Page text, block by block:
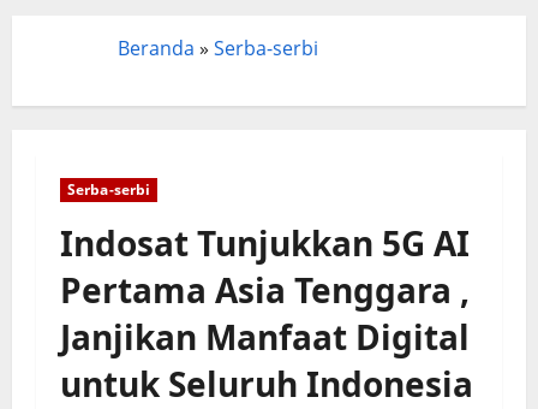
Beranda »Serba-serbi
Serba-serbi
Indosat Tunjukkan 5G AI
Pertama Asia Tenggara ,
Janjikan Manfaat Digital
untuk Seluruh Indonesia